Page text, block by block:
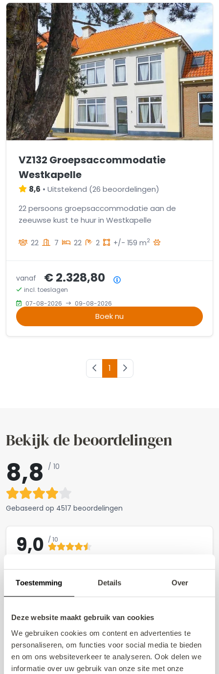
Toestemming Details Over
Deze website maakt gebruik van cookies
We gebruiken cookies om content en advertenties te
personaliseren, om functies voor social media te bieden
en om ons websiteverkeer te analyseren. Ook delen we
informatie over uw gebruik van onze site met onze
VZ132 Groepsaccommodatie
Westkapelle
8,6 • Uitstekend (26 beoordelingen)
22 persoons groepsaccommodatie aan de
zeeuwse kust te huur in Westkapelle
22 7 22 2 +/- 159 m2
vanaf € 2.328,80
incl. toeslagen
07-08-2026
09-08-2026
Boek nu
Vorige pagina
1 Volgende pagina
Bekijk de beoordelingen
8,8 / 10
Gebaseerd op 4517 beoordelingen
9,0 / 10
Prijs/kwaliteit-verhouding
Kindvriendelijkheid
Schoonmaak
Voldoet aan verwachtingen
Omgeving
Gastvrijheid